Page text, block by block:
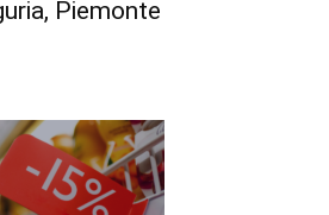
Piemonte